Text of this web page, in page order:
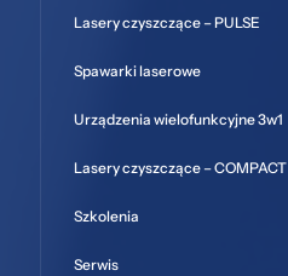
Lasery czyszczące – PULSE
Spawarki laserowe
Urządzenia wielofunkcyjne 3w1
Lasery czyszczące – COMPACT
Szkolenia
Serwis